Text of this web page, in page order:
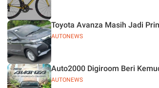
AUTONEWS
Toyota Avanza Masih Jadi
AUTONEWS
Auto2000 Digiroom Beri